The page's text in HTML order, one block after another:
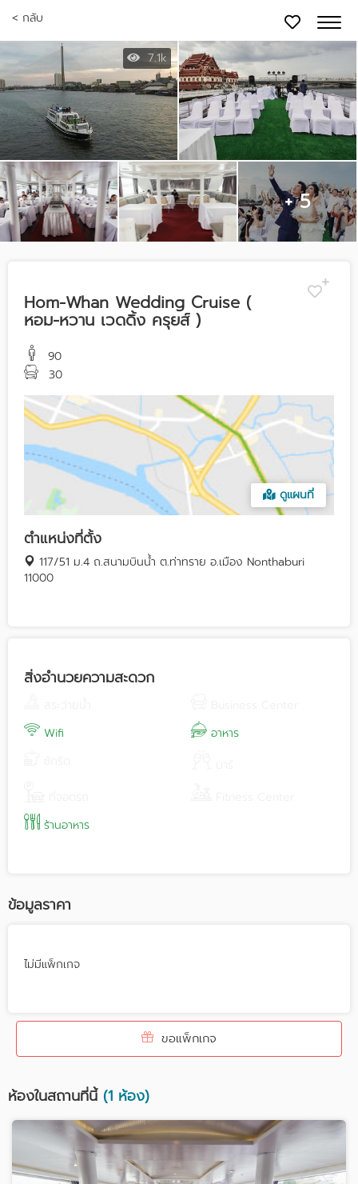
< กลับ
7.1k
+ 5
Hom-Whan Wedding Cruise (
หอม-หวาน เวดดิ้ง ครุยส์ )
90
30
ดูแผนที่
ตำแหน่งที่ตั้ง
117/51 ม.4 ถ.สนามบินน้ำ ต.ท่าทราย อ.เมือง Nonthaburi
11000
สิ่งอำนวยความสะดวก
Wifi
อาหาร
ร้านอาหาร
ข้อมูลราคา
ไม่มีแพ็กเกจ
ขอแพ็กเกจ
ห้องในสถานที่นี้(1 ห้อง)